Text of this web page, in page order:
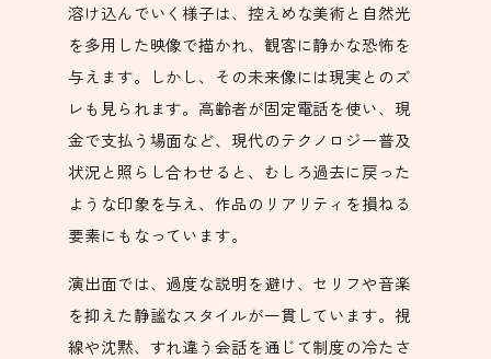
溶け込んでいく様子は、控えめな美術と自然光
を多用した映像で描かれ、観客に静かな恐怖を
与えます。しかし、その未来像には現実とのズ
レも見られます。高齢者が固定電話を使い、現
金で支払う場面など、現代のテクノロジー普及
状況と照らし合わせると、むしろ過去に戻った
ような印象を与え、作品のリアリティを損ねる
要素にもなっています。
演出面では、過度な説明を避け、セリフや音楽
を抑えた静謐なスタイルが一貫しています。視
線や沈黙、すれ違う会話を通じて制度の冷たさ